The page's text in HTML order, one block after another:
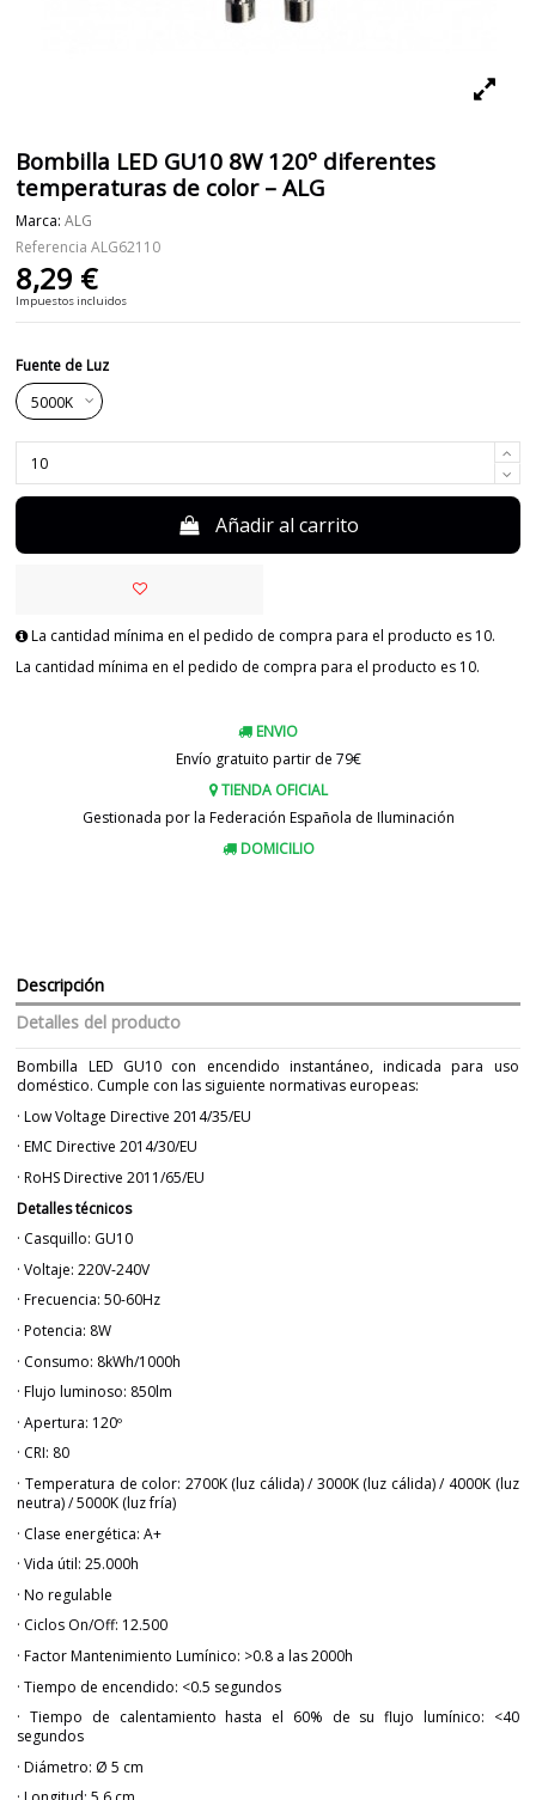
Bombilla LED GU10 8W 120º diferentes
temperaturas de color – ALG
Marca: ALG
Referencia ALG62110
8,29 €
Impuestos incluidos
Fuente de Luz
Añadir al carrito
La cantidad mínima en el pedido de compra para el producto es 10.
La cantidad mínima en el pedido de compra para el producto es 10.
ENVIO
Envío gratuito partir de 79€
TIENDA OFICIAL
Gestionada por la Federación Española de Iluminación
DOMICILIO
Descripción
Detalles del producto
Bombilla LED GU10 con encendido instantáneo, indicada para uso
doméstico. Cumple con las siguiente normativas europeas:
· Low Voltage Directive 2014/35/EU
· EMC Directive 2014/30/EU
· RoHS Directive 2011/65/EU
Detalles técnicos
· Casquillo: GU10
· Voltaje: 220V-240V
· Frecuencia: 50-60Hz
· Potencia: 8W
· Consumo: 8kWh/1000h
· Flujo luminoso: 850lm
· Apertura: 120º
· CRI: 80
· Temperatura de color: 2700K (luz cálida) / 3000K (luz cálida) / 4000K (luz
neutra) / 5000K (luz fría)
· Clase energética: A+
· Vida útil: 25.000h
· No regulable
· Ciclos On/Off: 12.500
· Factor Mantenimiento Lumínico: >0.8 a las 2000h
· Tiempo de encendido: <0.5 segundos
· Tiempo de calentamiento hasta el 60% de su flujo lumínico: <40
segundos
· Diámetro: Ø 5 cm